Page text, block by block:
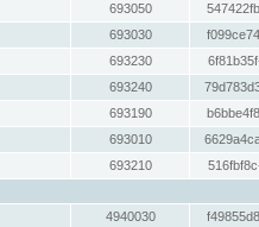
693050
693030
693230
693240
693190
693010
693210
4940030